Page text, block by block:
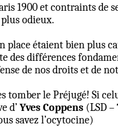
1900 et contraints de
odieux.
place étaient bien plus
des différences
de nos droits et de
tomber le Préjugé! Si
d’Yves Coppens (LSD –
savez l’ocytocine)